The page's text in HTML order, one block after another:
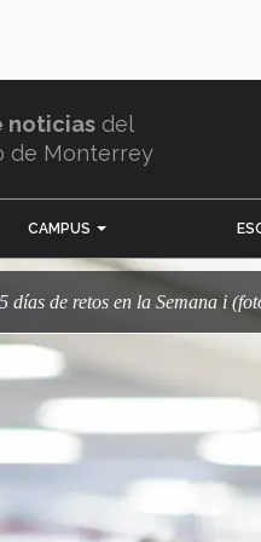
noticias del
de Monterrey
CAMPUS
5 días de retos en la Semana i